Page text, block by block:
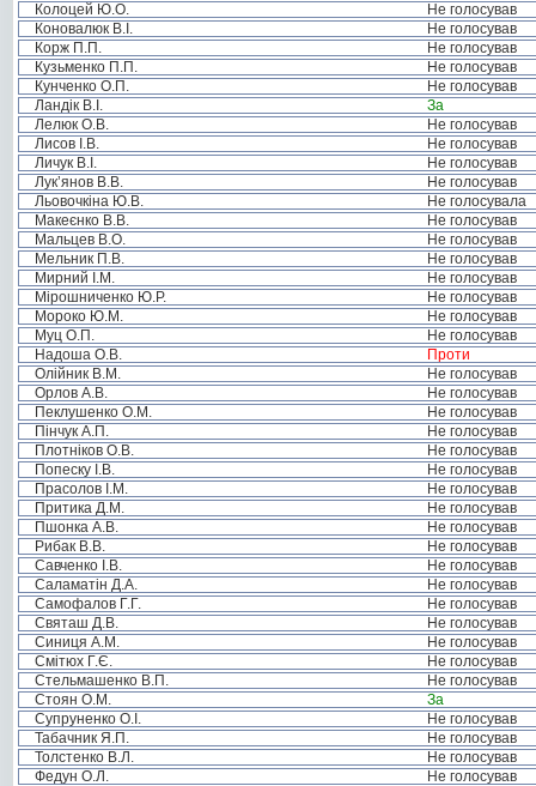
Колоцей Ю.О.
Не голосував
Коновалюк В.І.
Не голосував
Корж П.П.
Не голосував
Кузьменко П.П.
Не голосував
Кунченко О.П.
Не голосував
Ландік В.І.
За
Лелюк О.В.
Не голосував
Лисов І.В.
Не голосував
Личук В.І.
Не голосував
Лук’янов В.В.
Не голосував
Льовочкіна Ю.В.
Не голосувала
Макеєнко В.В.
Не голосував
Мальцев В.О.
Не голосував
Мельник П.В.
Не голосував
Мирний І.М.
Не голосував
Мірошниченко Ю.Р.
Не голосував
Мороко Ю.М.
Не голосував
Муц О.П.
Не голосував
Надоша О.В.
Проти
Олійник В.М.
Не голосував
Орлов А.В.
Не голосував
Пеклушенко О.М.
Не голосував
Пінчук А.П.
Не голосував
Плотніков О.В.
Не голосував
Попеску І.В.
Не голосував
Прасолов І.М.
Не голосував
Притика Д.М.
Не голосував
Пшонка А.В.
Не голосував
Рибак В.В.
Не голосував
Савченко І.В.
Не голосував
Саламатін Д.А.
Не голосував
Самофалов Г.Г.
Не голосував
Святаш Д.В.
Не голосував
Синиця А.М.
Не голосував
Смітюх Г.Є.
Не голосував
Стельмашенко В.П.
Не голосував
Стоян О.М.
За
Супруненко О.І.
Не голосував
Табачник Я.П.
Не голосував
Толстенко В.Л.
Не голосував
Федун О.Л.
Не голосував